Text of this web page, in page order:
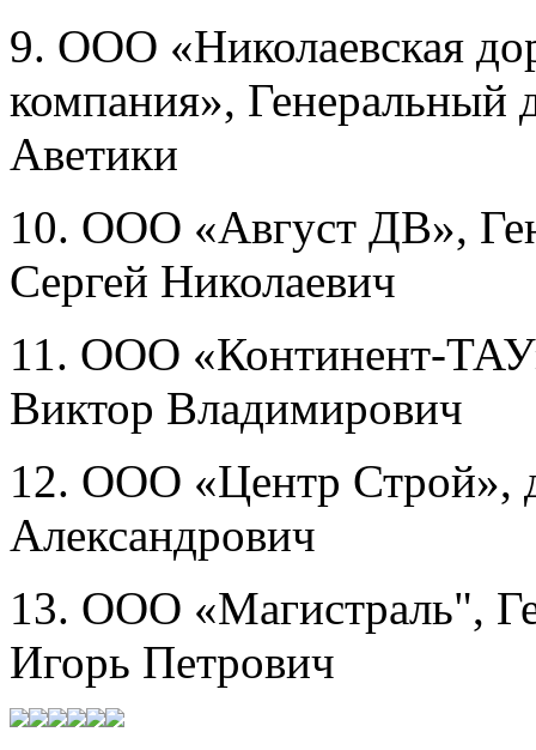
9. ООО «Николаевская
компания», Генеральный
Аветики
10. ООО «Август ДВ»,
Сергей Николаевич
11. ООО «Континент-
Виктор Владимирович
12. ООО «Центр Строй»,
Александрович
13. ООО «Магистраль",
Игорь Петрович